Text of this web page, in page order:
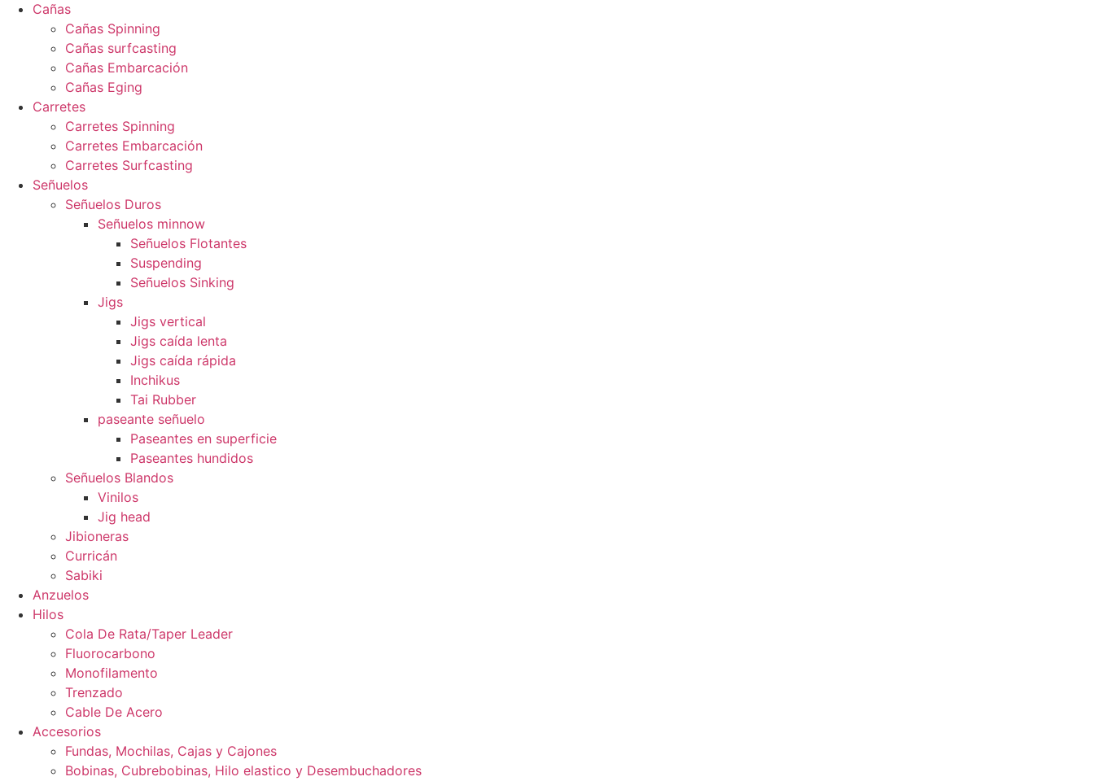
Cañas
Cañas Spinning
Cañas surfcasting
Cañas Embarcación
Cañas Eging
Carretes
Carretes Spinning
Carretes Embarcación
Carretes Surfcasting
Señuelos
Señuelos Duros
Señuelos minnow
Señuelos Flotantes
Suspending
Señuelos Sinking
Jigs
Jigs vertical
Jigs caída lenta
Jigs caída rápida
Inchikus
Tai Rubber
paseante señuelo
Paseantes en superficie
Paseantes hundidos
Señuelos Blandos
Vinilos
Jig head
Jibioneras
Curricán
Sabiki
Anzuelos
Hilos
Cola De Rata/Taper Leader
Fluorocarbono
Monofilamento
Trenzado
Cable De Acero
Accesorios
Fundas, Mochilas, Cajas y Cajones
Bobinas, Cubrebobinas, Hilo elastico y Desembuchadores